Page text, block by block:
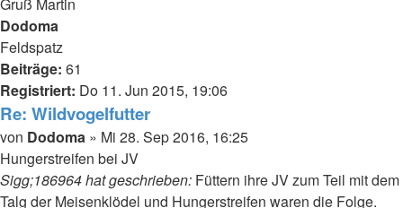
Nach
oben
Dodoma
Feldspatz
Beiträge: 61
Registriert: Do 11. Jun 2015, 19:06
Re: Wildvogelfutter
Beitrag
von Dodoma » Mi 28. Sep 2016, 16:25
Hungerstreifen bei JV
Sigg;186964 hat geschrieben: Füttern ihre JV zum Teil mit dem
Talg der Meisenklödel und Hungerstreifen waren die Folge.